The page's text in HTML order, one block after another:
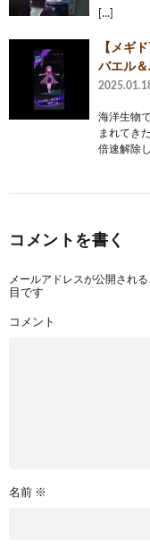
[…]
【メギ
バエル
海洋生物
まれてき
倍速解除
コメントを書く
メールアドレスが公開される
目です
コメント
名前 ※